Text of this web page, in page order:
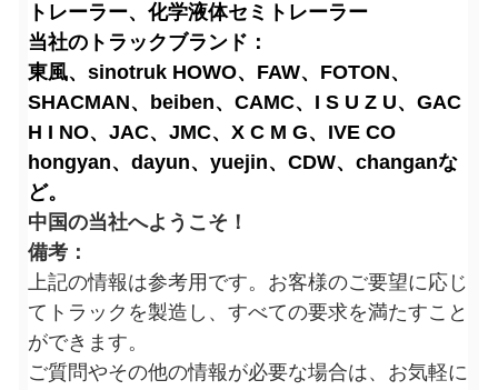
トレーラー、化学液体セミトレーラー
当社のトラックブランド：
東風、sinotruk HOWO、FAW、FOTON、
SHACMAN、beiben、CAMC、I S U Z U、GAC
H I NO、JAC、JMC、X C M G、IVE CO
hongyan、dayun、yuejin、CDW、changanな
ど。
中国の当社へようこそ！
備考：
上記の情報は参考用です。お客様のご要望に応じ
てトラックを製造し、すべての要求を満たすこと
ができます。
ご質問やその他の情報が必要な場合は、お気軽に